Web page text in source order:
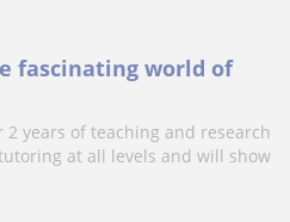
fascinating world of
years of teaching and research
at all levels and will show